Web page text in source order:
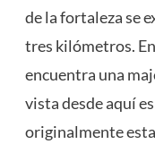
de la fortaleza se
tres kilómetros.
encuentra una
vista desde aquí
originalmente